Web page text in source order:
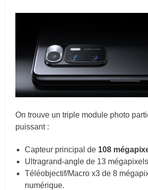
On trouve un triple module photo
puissant :
Capteur principal de 108
Ultragrand-angle de 13
Téléobjectif/Macro x3 de 8
numérique.